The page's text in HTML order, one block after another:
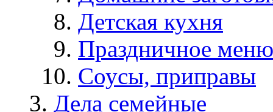
Детская кухня
Праздничное меню
Соусы, приправы
Дела семейные